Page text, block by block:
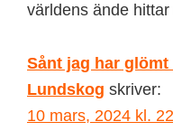
världens ände
Sånt jag har glömt
Lundskog skriver:
10 mars, 2024 kl.